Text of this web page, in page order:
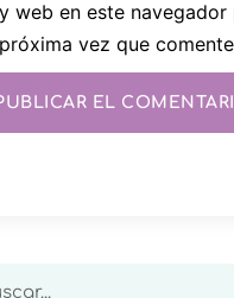
y web en este navegador
próxima vez que